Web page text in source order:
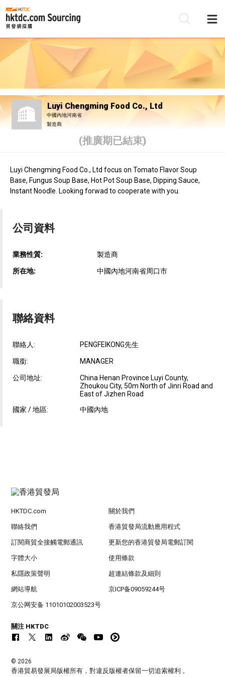
Luyi Chengming Food Co., Ltd
中國內地河南省
製造商
(推廣期已結束)
Luyi Chengming Food Co., Ltd focus on Tomato Flavor Soup
Base, Fungus Soup Base, Hot Pot Soup Base, Dipping Sauce,
Instant Noodle. Looking forwad to cooperate with you.
公司資料
業務性質: 製造商
所在地: 中國內地河南省周口市
聯絡資料
聯絡人: PENGFEIKONG先生
職銜: MANAGER
公司地址:
China Henan Province Luyi County,
Zhoukou City, 50m North of Jinri Road and
East of Jizhen Road
國家 / 地區:
中國內地
HKTDC.com 關於我們
聯絡我們 香港貿發局流動應用程式
訂閱商貿全接觸電郵通訊 更新您的香港貿發局電郵訂閱
字體大小 使用條款
私隱政策聲明 超連結條款及細則
網站導航 京ICP备09059244号
京公网安备 11010102003523号
關注 HKTDC
© 2026
香港貿易發展局版權所有，對違反版權者保留一切追索權利 。